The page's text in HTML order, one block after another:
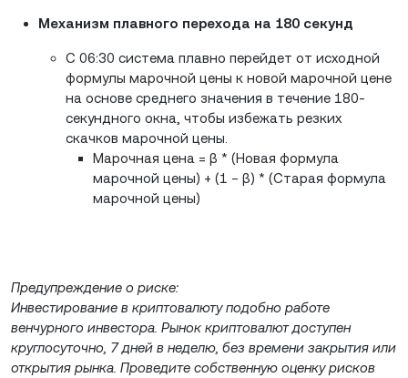
Механизм плавного перехода на 180 секунд
С 06:30 система плавно перейдет от исходной
формулы марочной цены к новой марочной цене
на основе среднего значения в течение 180-
секундного окна, чтобы избежать резких
скачков марочной цены.
Марочная цена = β * (Новая формула
марочной цены) + (1 − β) * (Старая формула
марочной цены)
Предупреждение о риске:
Инвестирование в криптовалюту подобно работе
венчурного инвестора. Рынок криптовалют доступен
круглосуточно, 7 дней в неделю, без времени закрытия или
открытия рынка. Проведите собственную оценку рисков